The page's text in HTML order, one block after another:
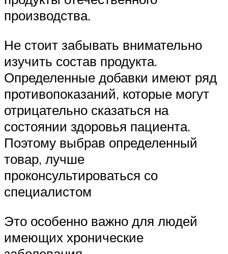
производства.
Не стоит забывать внимательно
изучить состав продукта.
Определенные добавки имеют ряд
противопоказаний, которые могут
отрицательно сказаться на
состоянии здоровья пациента.
Поэтому выбрав определенный
товар, лучше
проконсультироваться со
специалистом
Это особенно важно для людей
имеющих хронические